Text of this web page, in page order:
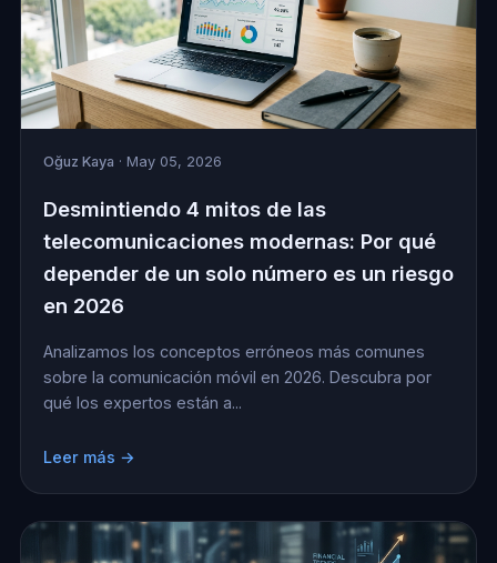
Oğuz Kaya · May 05, 2026
Desmintiendo 4 mitos de las
telecomunicaciones modernas: Por qué
depender de un solo número es un riesgo
en 2026
Analizamos los conceptos erróneos más comunes
sobre la comunicación móvil en 2026. Descubra por
qué los expertos están a...
Leer más →